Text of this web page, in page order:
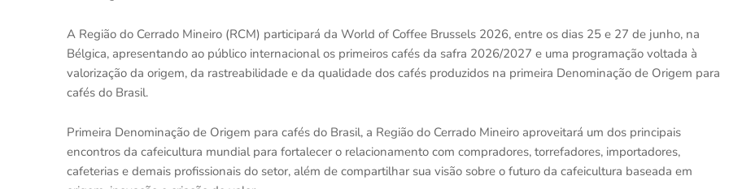
A Região do Cerrado Mineiro (RCM) participará da World of Coffee Brussels 2026, entre os dias 25 e 27 de junho, na
Bélgica, apresentando ao público internacional os primeiros cafés da safra 2026/2027 e uma programação voltada à
valorização da origem, da rastreabilidade e da qualidade dos cafés produzidos na primeira Denominação de Origem para
cafés do Brasil.
Primeira Denominação de Origem para cafés do Brasil, a Região do Cerrado Mineiro aproveitará um dos principais
encontros da cafeicultura mundial para fortalecer o relacionamento com compradores, torrefadores, importadores,
cafeterias e demais profissionais do setor, além de compartilhar sua visão sobre o futuro da cafeicultura baseada em